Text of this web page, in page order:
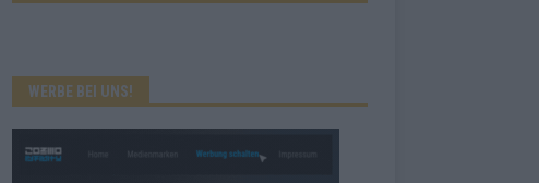
WERBE BEI UNS!